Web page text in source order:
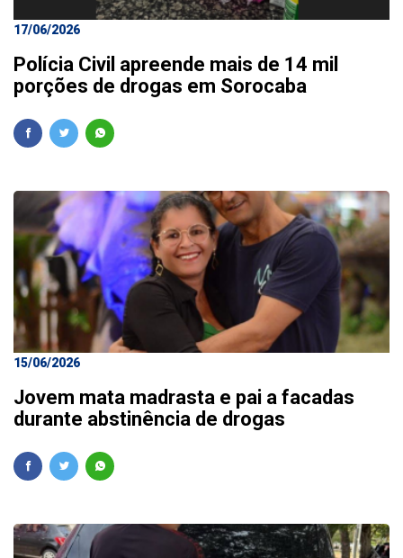
17/06/2026
Polícia Civil apreende mais de 14 mil
porções de drogas em Sorocaba
15/06/2026
Jovem mata madrasta e pai a facadas
durante abstinência de drogas